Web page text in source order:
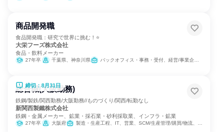
商品開発職
食品開発職：研究で世界に挑む！⭐
大栄フーズ株式会社
食品・飲料メーカー
27年卒 千葉県、神奈川県 バックオフィス・事務・受付、経営/事業企画、営業、製造・生産工程、SCM/生産管理/購買/物流、商品企画
締切：8月31日
総合職(大阪勤務)
鉄鋼/製鉄/関西勤務/大阪勤務//ものづくり/関西/転勤なし
新関西製鐵株式会社
鉄鋼・金属メーカー、鉱業・採石業・砂利採取業、インフラ・鉱業
27年卒 大阪府 製造・生産工程、IT、営業、SCM/生産管理/購買/物流、経理/税務/財務、人事、総務